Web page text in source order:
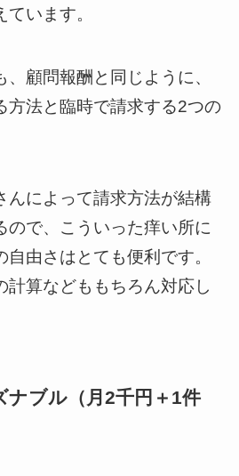
います。
顧問報酬と同じように、
方法と臨時で請求する2つの
んによって請求方法が結構
ので、こういった痒い所に
由さはとても便利です。
計算などももちろん対応し
ナブル（月2千円＋1件